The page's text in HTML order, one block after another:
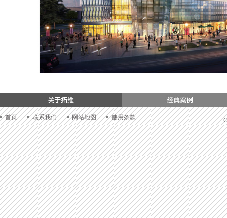
首页 联系我们 网站地图 使用条款